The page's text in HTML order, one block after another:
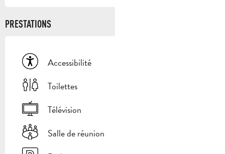
PRESTATIONS
Accessibilité
Toilettes
Télévision
Salle de réunion